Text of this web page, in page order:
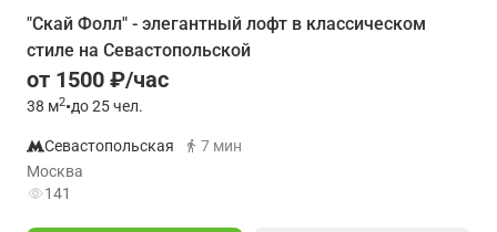
"Скай Фолл" - элегантный лофт в классическом
стиле на Севастопольской
от 1500 ₽/час
38 м2•до 25 чел.
Севастопольская
7 мин
Москва
141